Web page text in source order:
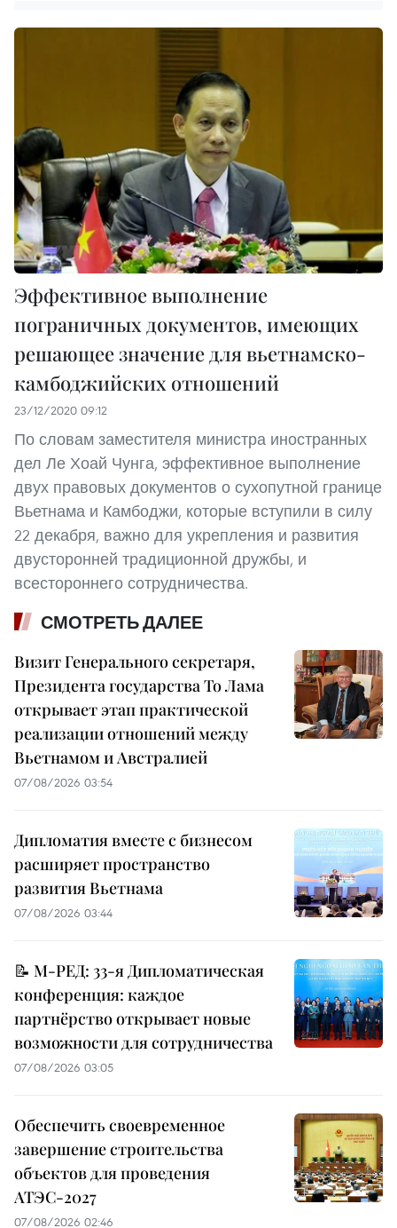
Эффективное выполнение
пограничных документов, имеющих
решающее значение для вьетнамско-
камбоджийских отношений
23/12/2020 09:12
По словам заместителя министра иностранных
дел Ле Хоай Чунга, эффективное выполнение
двух правовых документов о сухопутной границе
Вьетнама и Камбоджи, которые вступили в силу
22 декабря, важно для укрепления и развития
двусторонней традиционной дружбы, и
всестороннего сотрудничества.
СМОТРЕТЬ ДАЛЕЕ
Визит Генерального секретаря,
Президента государства То Лама
открывает этап практической
реализации отношений между
Вьетнамом и Австралией
07/08/2026 03:54
Дипломатия вместе с бизнесом
расширяет пространство
развития Вьетнама
07/08/2026 03:44
📝 М-РЕД: 33-я Дипломатическая
конференция: каждое
партнёрство открывает новые
возможности для сотрудничества
07/08/2026 03:05
Обеспечить своевременное
завершение строительства
объектов для проведения
АТЭС-2027
07/08/2026 02:46